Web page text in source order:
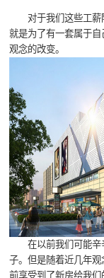
对于我们这些工薪
就是为了有一套属于
观念的改变。
在以前我们可能辛
子。但是随着近几年
前享受到了新房给我